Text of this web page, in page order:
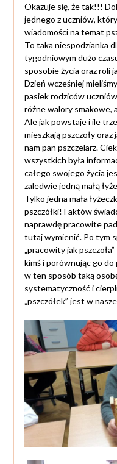
Okazuje się, że tak!!!
jednego z uczniów,
wiadomości na temat
To taka niespodzianka
tygodniowym dużo
sposobie życia oraz roli
Dzień wcześniej
pasiek rodziców
różne walory
Ale jak powstaje i ile
mieszkają pszczoły
nam pan pszczelarz.
wszystkich była
całego swojego życia
zaledwie jedną małą
Tylko jedna mała
pszczółki! Faktów
naprawdę pracowite
tutaj wymienić. Po tym
„pracowity jak
kimś i porównując go do
w ten sposób taką
systematyczność i
„pszczółek” jest w